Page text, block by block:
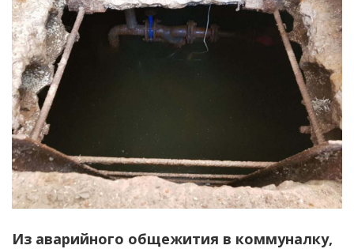
Из аварийного общежития в коммуналку,